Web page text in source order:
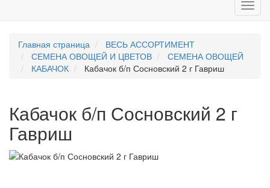
Главная страница
ВЕСЬ АССОРТИМЕНТ
СЕМЕНА ОВОЩЕЙ И ЦВЕТОВ
СЕМЕНА ОВОЩЕЙ
КАБАЧОК
Кабачок б/п Сосновский 2 г Гавриш
Кабачок б/п Сосновский 2 г
Гавриш